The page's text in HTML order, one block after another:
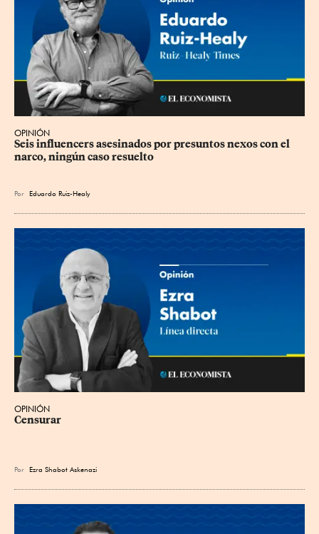
OPINIÓN
Seis influencers asesinados por presuntos nexos con el
narco, ningún caso resuelto
Por Eduardo Ruiz-Healy
OPINIÓN
Censurar
Por Ezra Shabot Askenazi